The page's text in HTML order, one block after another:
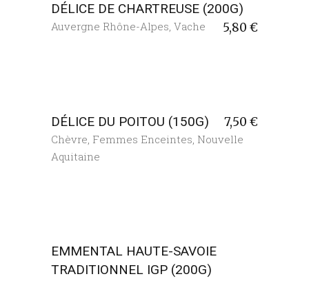
DÉLICE DE CHARTREUSE (200G)
5,80 €
Auvergne Rhône-Alpes, Vache
DÉLICE DU POITOU (150G) 7,50 €
Chèvre Femmes Enceintes Nouvelle
Aquitaine
EMMENTAL HAUTE-SAVOIE
TRADITIONNEL IGP (200G)